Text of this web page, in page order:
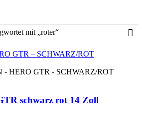
mit „roter“
schwarz rot 14 Zoll